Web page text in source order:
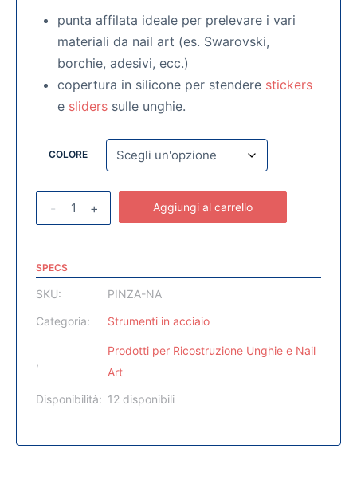
punta affilata ideale per prelevare i vari
materiali da nail art (es. Swarovski,
borchie, adesivi, ecc.)
copertura in silicone per stendere stickers
e sliders sulle unghie.
COLORE
- + Aggiungi al carrello
SPECS
SKU:
PINZA-NA
Categoria:
Strumenti in acciaio
,
Prodotti per Ricostruzione Unghie e Nail
Art
Disponibilità: 12 disponibili